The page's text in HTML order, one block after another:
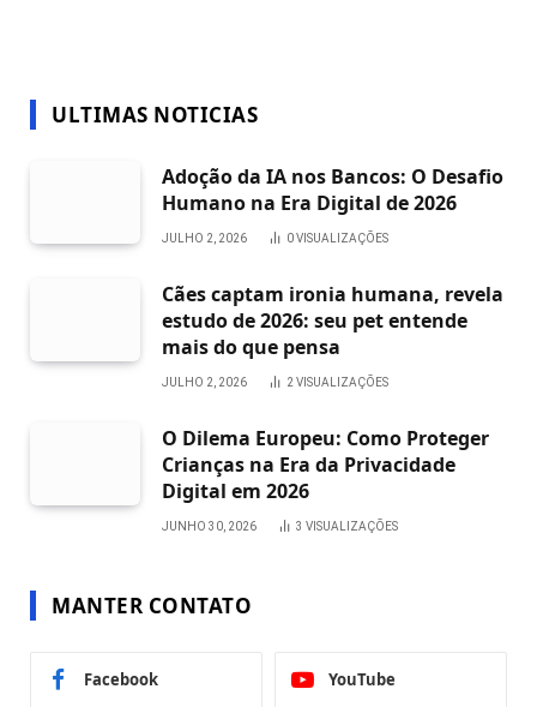
ULTIMAS NOTICIAS
Adoção da IA nos Bancos: O Desafio
Humano na Era Digital de 2026
JULHO 2, 2026 0VISUALIZAÇÕES
Cães captam ironia humana, revela
estudo de 2026: seu pet entende
mais do que pensa
JULHO 2, 2026 2 VISUALIZAÇÕES
O Dilema Europeu: Como Proteger
Crianças na Era da Privacidade
Digital em 2026
JUNHO 30, 2026 3 VISUALIZAÇÕES
MANTER CONTATO
Facebook YouTube